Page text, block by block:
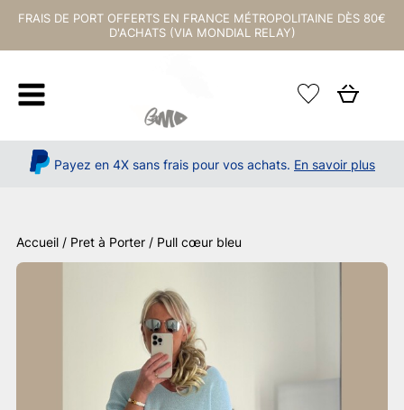
FRAIS DE PORT OFFERTS EN FRANCE MÉTROPOLITAINE DÈS 80€
D'ACHATS (VIA MONDIAL RELAY)
Payez en 4X sans frais pour vos achats. En savoir plus
Accueil / Pret à Porter / Pull cœur bleu